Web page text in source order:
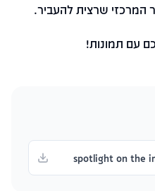
המרכזי שרצית להעביר.
עם תמונות!
spotlight on the